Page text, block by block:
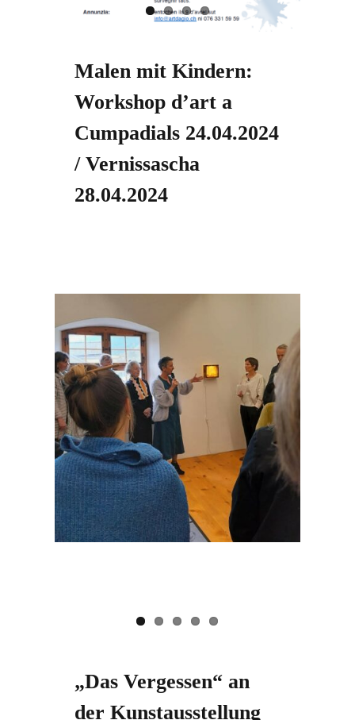
Malen mit Kindern:
Workshop d’art a
Cumpadials 24.04.2024
/ Vernissascha
28.04.2024
„Das Vergessen“ an
der Kunstausstellung